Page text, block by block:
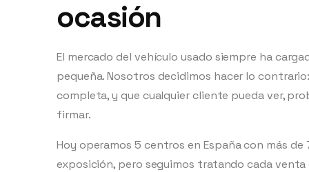
ocasión
El mercado del vehículo usado siempre ha
pequeña. Nosotros decidimos hacer lo
completa, y que cualquier cliente pueda ver,
firmar.
Hoy operamos 5 centros en España con más de
exposición, pero seguimos tratando cada venta